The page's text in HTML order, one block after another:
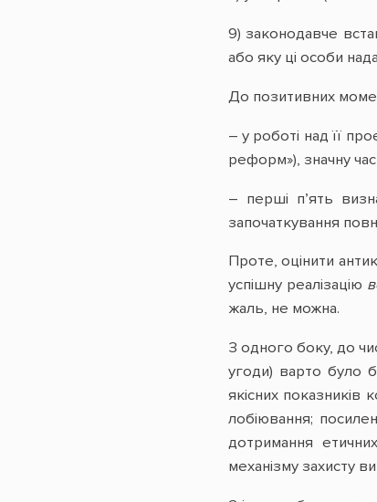
9) законодавче
або яку ці особи
До позитивних
– у роботі над її
реформ»), значну
– перші п’ять
започаткування
Проте, оцінити
успішну реалізацію
жаль, не можна.
З одного боку, до
угоди) варто було б
якісних показників
лобіювання;
дотримання
механізму захисту